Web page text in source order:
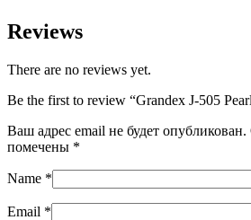
Reviews
There are no reviews yet.
Be the first to review “Grandex J-505
Ваш адрес email не будет опубликован.
помечены *
Name *
Email *